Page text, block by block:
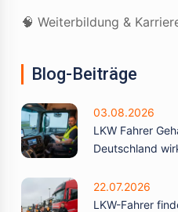
🧠 Weiterbildung &
Blog-Beiträge
03.08.2026
LKW Fahrer
Deutschland
22.07.2026
LKW-Fahrer